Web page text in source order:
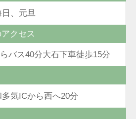
、元旦
クセス
バス40分大石下車徒歩15分
気ICから西へ20分